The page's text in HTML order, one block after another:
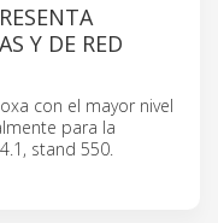
Y DE RED
con el mayor nivel
para la
stand 550.